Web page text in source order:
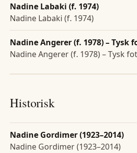
Nadine Labaki (f. 1974)
Nadine Labaki (f. 1974)
Nadine Angerer (f. 1978) – Tysk
Nadine Angerer (f. 1978) – Tysk
Historisk
Nadine Gordimer (1923–2014)
Nadine Gordimer (1923–2014)